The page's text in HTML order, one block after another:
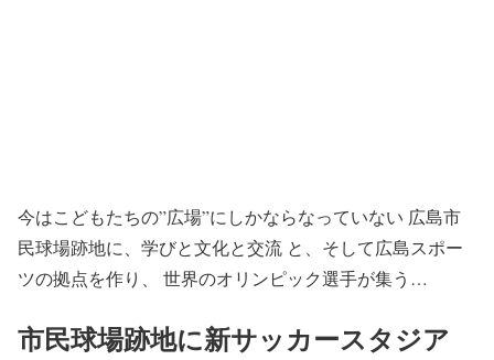
今はこどもたちの”広場”にしかならなっていない 広島市
民球場跡地に、学びと文化と交流 と、そして広島スポー
ツの拠点を作り、 世界のオリンピック選手が集う…
市民球場跡地に新サッカースタジア